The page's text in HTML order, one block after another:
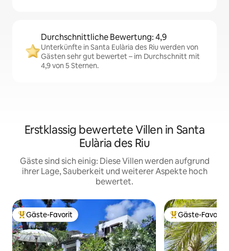
Durchschnittliche Bewertung: 4,9
Unterkünfte in Santa Eulària des Riu werden von
Gästen sehr gut bewertet – im Durchschnitt mit
4,9 von 5 Sternen.
Erstklassig bewertete Villen in Santa
Eulària des Riu
Gäste sind sich einig: Diese Villen werden aufgrund
ihrer Lage, Sauberkeit und weiterer Aspekte hoch
bewertet.
Beliebter Gäste-Favorit.
Gäste-Favorit Beliebter Gäste-
Gäste-Favorit